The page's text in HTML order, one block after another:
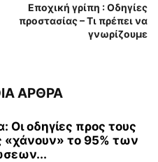
Εποχική γρίπη : Οδηγίες
προστασίας – Τι πρέπει να
γνωρίζουμε
ΑΡΘΡΑ
Οι οδηγίες προς τους
«χάνουν» το 95% των